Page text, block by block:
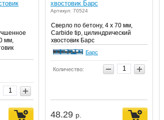
мм,
хвостовик Барс
Артикул: 70524
Сверло по бетону, 4 х 70 мм,
Carbide tip, цилиндрический
хвостовик Барс
Барс
Количество:
48.29 р.